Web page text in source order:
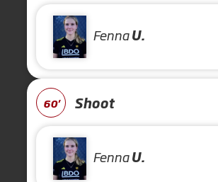
FennaU.
60' Shoot
FennaU.